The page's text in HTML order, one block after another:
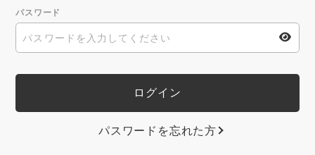
パスワード
パスワードを忘れた方